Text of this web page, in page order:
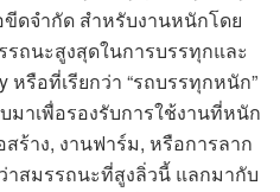
ขีดจำกัด สำหรับงานหนักโดย
ถนะสูงสุดในการบรรทุกและ
หรือที่เรียกว่า “รถบรรทุกหนัก”
าเพื่อรองรับการใช้งานที่หนัก
ร้าง, งานฟาร์ม, หรือการลาก
สมรรถนะที่สูงลิ่วนี้ แลกมากับ